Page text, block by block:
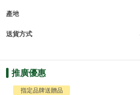
產地
送貨方式
推廣優惠
指定品牌送贈品